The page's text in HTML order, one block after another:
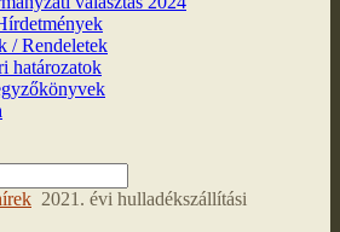
/ Rendeletek
határozatok
2021. évi hulladékszállítási